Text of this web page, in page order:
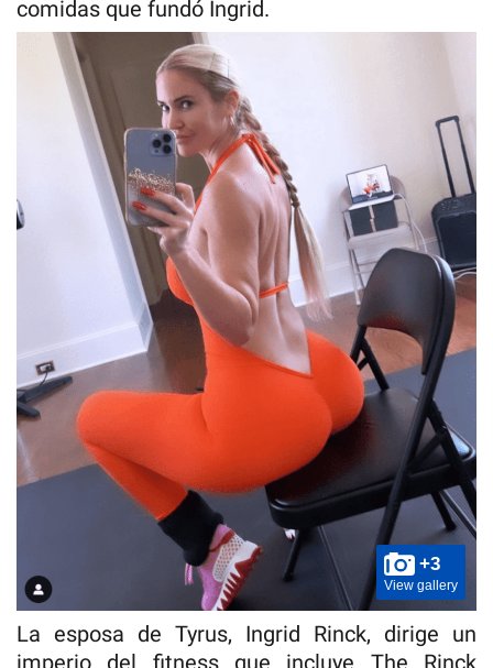
comidas que fundó Ingrid.
+3
View gallery
La esposa de Tyrus, Ingrid Rinck, dirige un